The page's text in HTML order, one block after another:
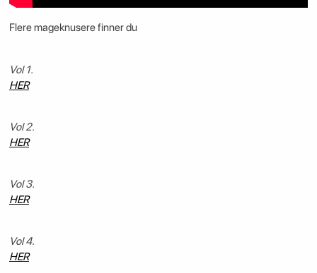
Flere mageknusere finner du
Vol 1.
HER
Vol 2.
HER
Vol 3.
HER
Vol 4.
HER